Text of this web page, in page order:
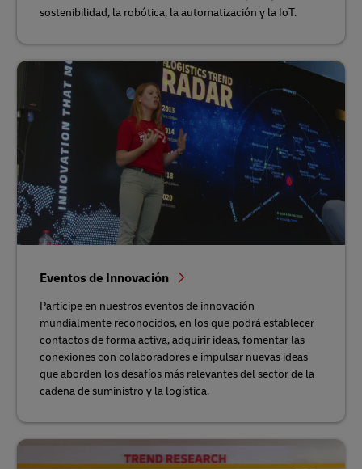
sostenibilidad, la robótica, la automatización y la IoT.
Eventos de Innovación
Participe en nuestros eventos de innovación
mundialmente reconocidos, en los que podrá establecer
contactos de forma activa, adquirir ideas, fomentar las
conexiones con colaboradores e impulsar nuevas ideas
que aborden los desafíos más relevantes del sector de la
cadena de suministro y la logística.